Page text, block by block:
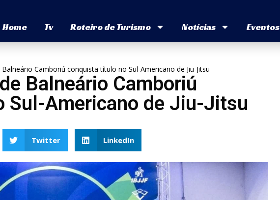
Home Tv Roteiro de Turismo Notícias Eventos
Camboriú conquista título no Sul-Americano de Jiu-Jitsu
Balneário Camboriú
Sul-Americano de Jiu-Jitsu
Twitter LinkedIn